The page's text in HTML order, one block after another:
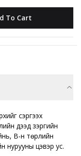
To Cart
сэргээх
дээд зэргийн
B-н төрлийн
нурууны цэвэр ус.